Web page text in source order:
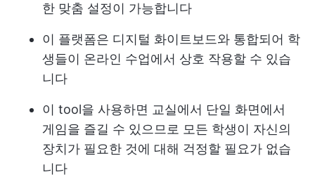
한 맞춤 설정이 가능합니다
이 플랫폼은 디지털 화이트보드와 통합되어 학
생들이 온라인 수업에서 상호 작용할 수 있습
니다
이 tool을 사용하면 교실에서 단일 화면에서
게임을 즐길 수 있으므로 모든 학생이 자신의
장치가 필요한 것에 대해 걱정할 필요가 없습
니다